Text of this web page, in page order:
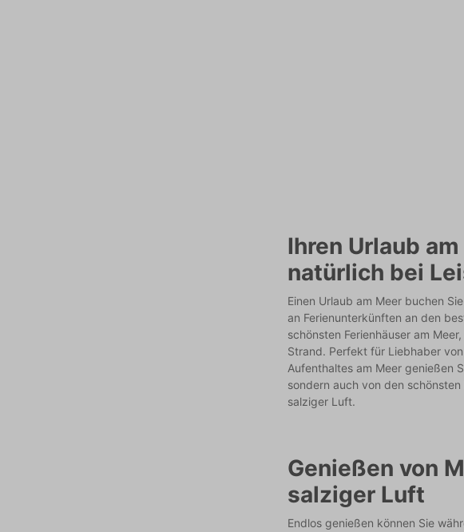
Ihren Urlaub
natürlich bei
Einen Urlaub am Meer buchen
an Ferienunterkünften an den
schönsten Ferienhäuser am
Strand. Perfekt für Liebhaber
Aufenthaltes am Meer genießen
sondern auch von den
salziger Luft.
Genießen von
salziger Luft
Endlos genießen können Sie